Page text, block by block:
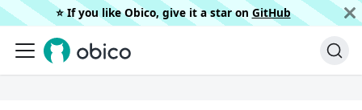
⭐️ If you like Obico, give it a star on GitHub